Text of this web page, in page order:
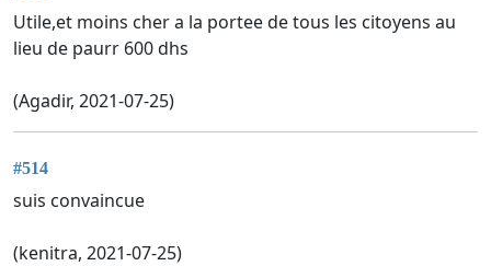
Utile,et moins cher a la portee de tous les citoyens au
lieu de paurr 600 dhs
(Agadir, 2021-07-25)
#514
suis convaincue
(kenitra, 2021-07-25)